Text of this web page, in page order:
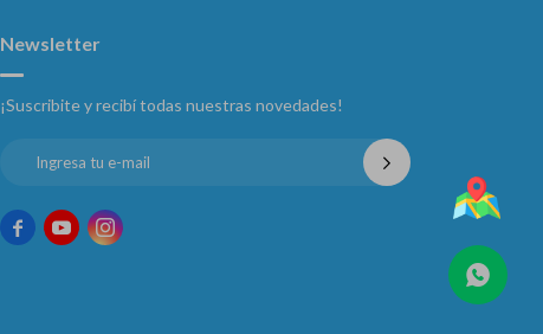
Newsletter
¡Suscribite y recibí todas nuestras novedades!
  